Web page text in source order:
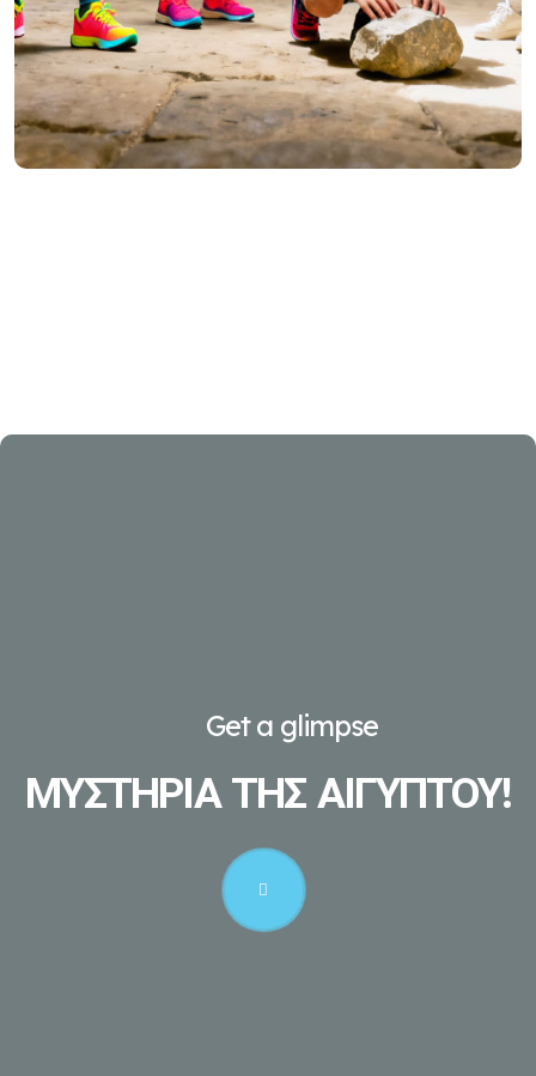
Get a glimpse
ΜΥΣΤΗΡΙΑ ΤΗΣ ΑΙΓΥΠΤΟΥ!